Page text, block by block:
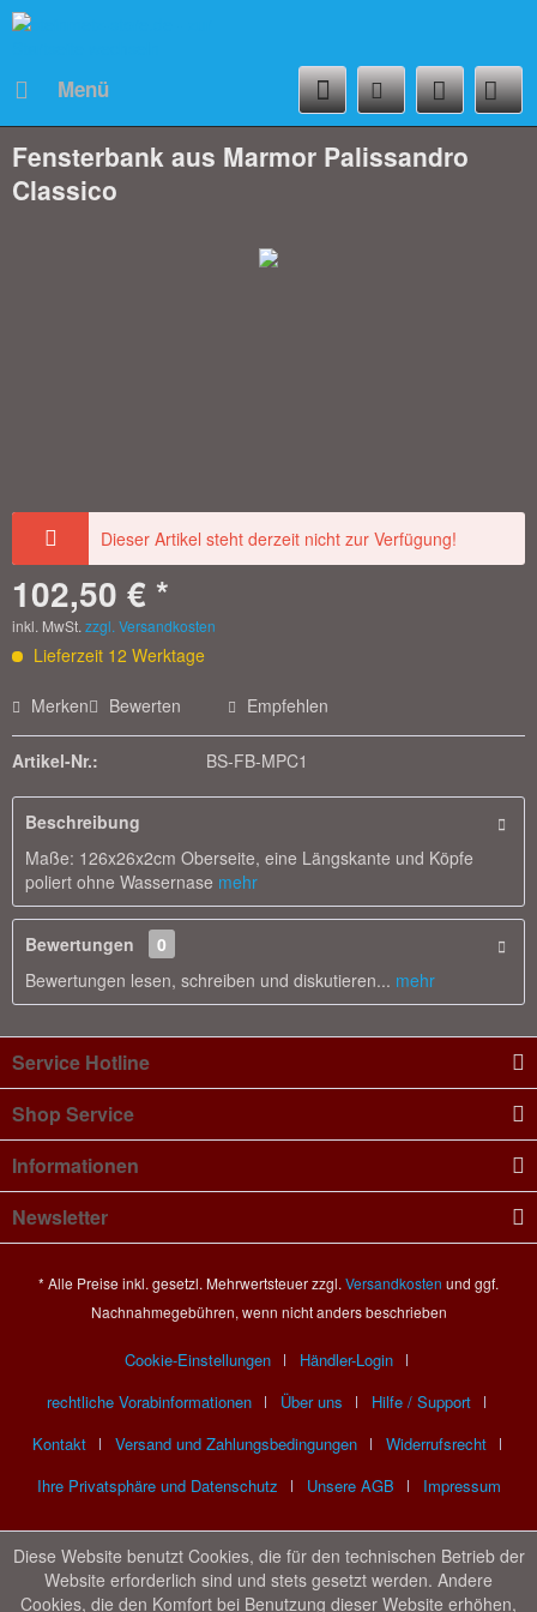
Menü
Fensterbank aus Marmor Palissandro
Classico
Dieser Artikel steht derzeit nicht zur Verfügung!
102,50 € *
inkl. MwSt. zzgl. Versandkosten
Lieferzeit 12 Werktage
Merken Bewerten Empfehlen
Artikel-Nr.: BS-FB-MPC1
Beschreibung
Maße: 126x26x2cm Oberseite, eine Längskante und Köpfe
poliert ohne Wassernase mehr
Bewertungen
0
Bewertungen lesen, schreiben und diskutieren... mehr
Service Hotline
Shop Service
Informationen
Newsletter
* Alle Preise inkl. gesetzl. Mehrwertsteuer zzgl. Versandkosten und ggf.
Nachnahmegebühren, wenn nicht anders beschrieben
Cookie-Einstellungen
Händler-Login
rechtliche Vorabinformationen
Über uns
Hilfe / Support
Kontakt
Versand und Zahlungsbedingungen
Widerrufsrecht
Ihre Privatsphäre und Datenschutz
Unsere AGB Impressum
Diese Website benutzt Cookies, die für den technischen Betrieb der
Website erforderlich sind und stets gesetzt werden. Andere
Cookies, die den Komfort bei Benutzung dieser Website erhöhen,